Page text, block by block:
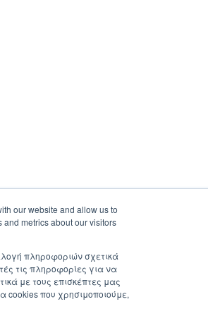
our website and allow us to
metrics about our visitors
πληροφοριών σχετικά
τις πληροφορίες για να
με τους επισκέπτες μας
cookies που χρησιμοποιούμε,